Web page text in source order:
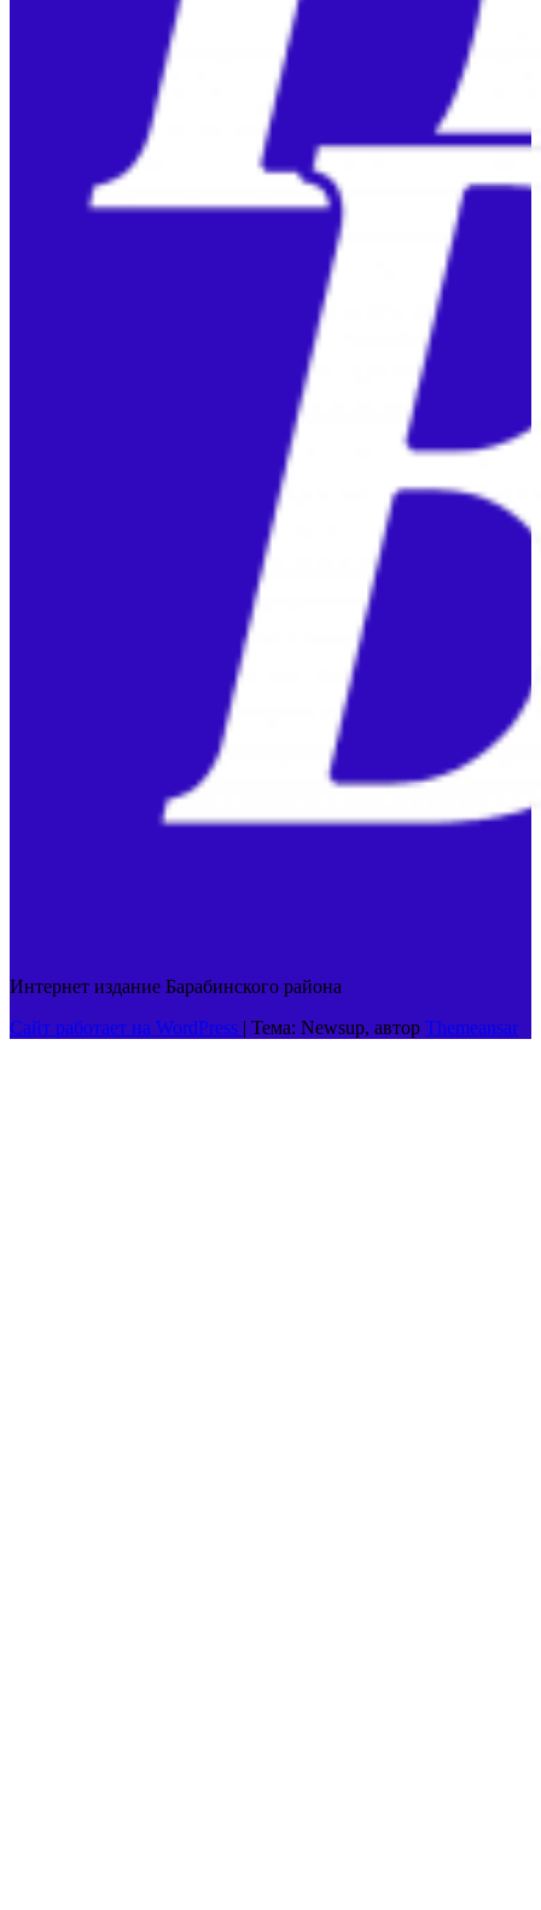
Интернет издание Барабинского района
Сайт работает на WordPress | Тема: Newsup, автор Themeansar